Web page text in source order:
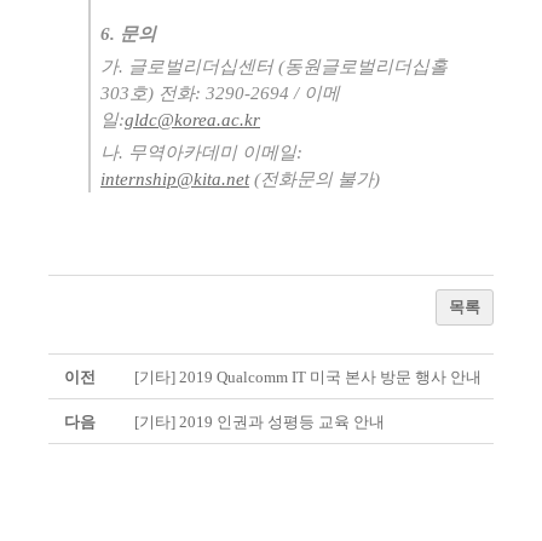
6. 문의
가. 글로벌리더십센터(동원글로벌리더십홀
303 호) 전화: 3290-2694 / 이메
일:gldc@korea.ac.kr
나. 무역아카데미 이메일:
internship@kita.net (전화문의 불가)
목록
이전 [기타] 2019 Qualcomm IT 미국 본사 방문 행사 안내
다음 [기타] 2019 인권과 성평등 교육 안내